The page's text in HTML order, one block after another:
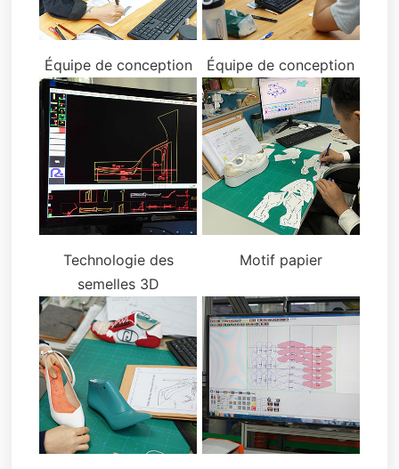
Équipe de conception Équipe de conception
Technologie des
semelles 3D
Motif papier